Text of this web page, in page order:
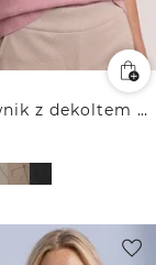
Bezrękawnik z dekoltem w szpic w jednolitym kolorze